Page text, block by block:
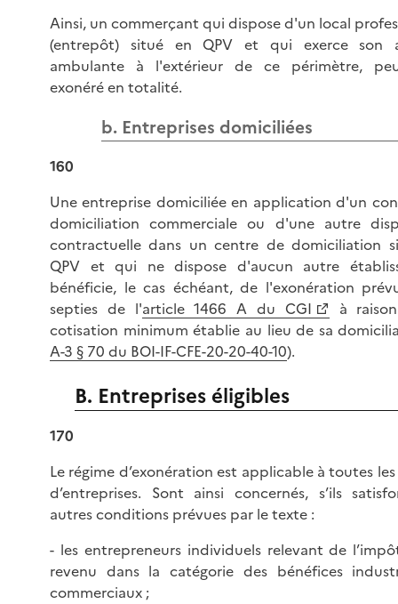
Ainsi, un commerçant qui dispose d'un local
(entrepôt) situé en QPV et qui exerce son
ambulante à l'extérieur de ce périmètre,
exonéré en totalité.
b. Entreprises domiciliées
160
Une entreprise domiciliée en application d'un
domiciliation commerciale ou d'une autre
contractuelle dans un centre de domiciliation
QPV et qui ne dispose d'aucun autre
bénéficie, le cas échéant, de l'exonération
septies de l'article 1466 A du CGI
à
cotisation minimum établie au lieu de sa
A-3 § 70 du BOI-IF-CFE-20-20-40-10).
B. Entreprises éligibles
170
Le régime d’exonération est applicable à toutes
d’entreprises. Sont ainsi concernés, s’ils
autres conditions prévues par le texte :
- les entrepreneurs individuels relevant de
revenu dans la catégorie des bénéfices
commerciaux ;